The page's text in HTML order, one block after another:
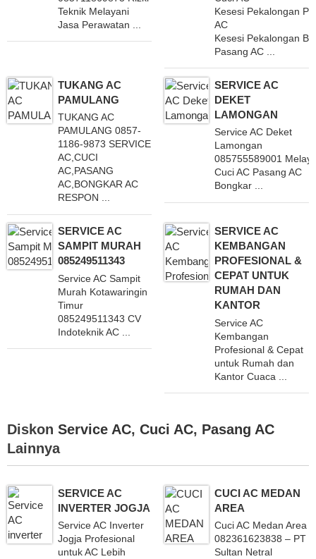
Teknik Melayani
Jasa Perawatan ...
Kesesi Pekalongan
AC
Kesesi Pekalongan
Pasang AC ...
TUKANG AC
PAMULANG
TUKANG AC
PAMULANG 0857-
1186-9873 SERVICE
AC,CUCI
AC,PASANG
AC,BONGKAR AC
RESPON ...
SERVICE AC
DEKET
LAMONGAN
Service AC Deket
Lamongan
085755589001
Cuci AC Pasang AC
Bongkar ...
SERVICE AC
SAMPIT MURAH
085249511343
Service AC Sampit
Murah Kotawaringin
Timur
085249511343 CV
Indoteknik AC ...
SERVICE AC
KEMBANGAN
PROFESIONAL &
CEPAT UNTUK
RUMAH DAN
KANTOR
Service AC
Kembangan
Profesional & Cepat
untuk Rumah dan
Kantor Cuaca ...
Diskon Service AC, Cuci AC, Pasang AC
Lainnya
SERVICE AC
INVERTER JOGJA
Service AC Inverter
Jogja Profesional
untuk AC Lebih
CUCI AC MEDAN
AREA
Cuci AC Medan Area
082361623838 – PT
Sultan Netral